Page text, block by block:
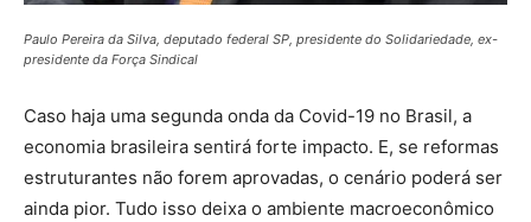
Paulo Pereira da Silva, deputado federal SP, presidente do Solidariedade, ex-
presidente da Força Sindical
Caso haja uma segunda onda da Covid-19 no Brasil, a
economia brasileira sentirá forte impacto. E, se reformas
estruturantes não forem aprovadas, o cenário poderá ser
ainda pior. Tudo isso deixa o ambiente macroeconômico